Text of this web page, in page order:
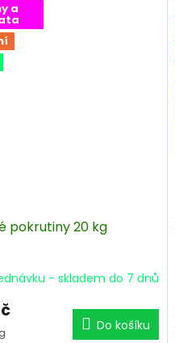
a
pokrutiny 20 kg
- skladem do 7 dnů
Do košíku